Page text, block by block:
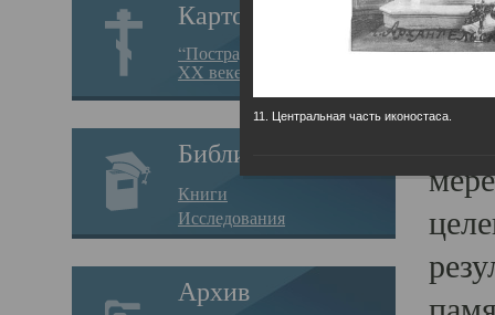
Картотека
“Пострадавшие за веру в
XX веке на Севере”
Библиотека
Книги
Исследования
Архив
11. Центральная часть иконостаса.